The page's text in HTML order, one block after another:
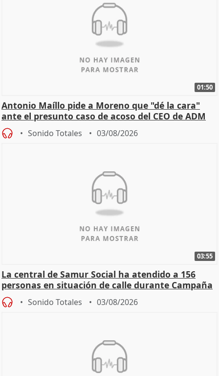
01:50
Antonio Maíllo pide a Moreno que "dé la cara"
ante el presunto caso de acoso del CEO de ADM
Sonido Totales 03/08/2026
03:55
La central de Samur Social ha atendido a 156
personas en situación de calle durante Campaña
de Calor
Sonido Totales 03/08/2026